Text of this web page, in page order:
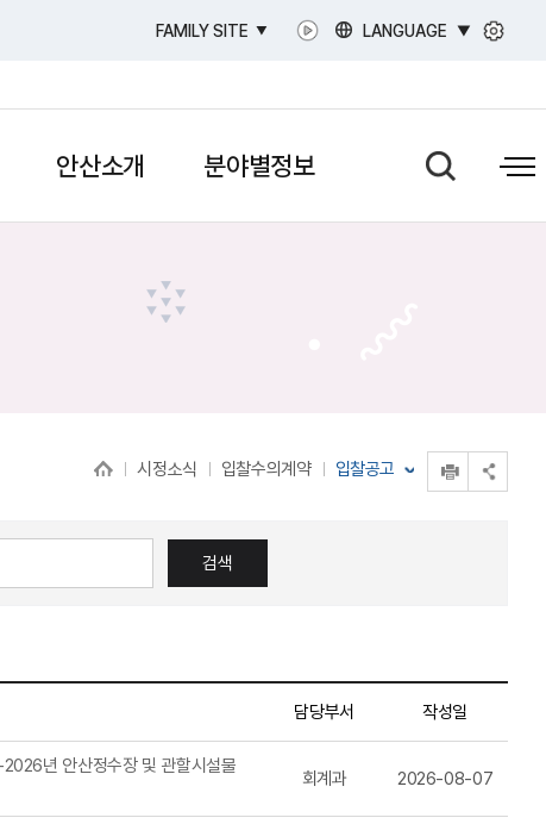
FAMILY SITE LANGUAGE
안산소개 분야별정보
시정소식 입찰수의계약 입찰공고
검색
담당부서 작성일
년 안산정수장 및 관할시설물
회계과 2026-08-07